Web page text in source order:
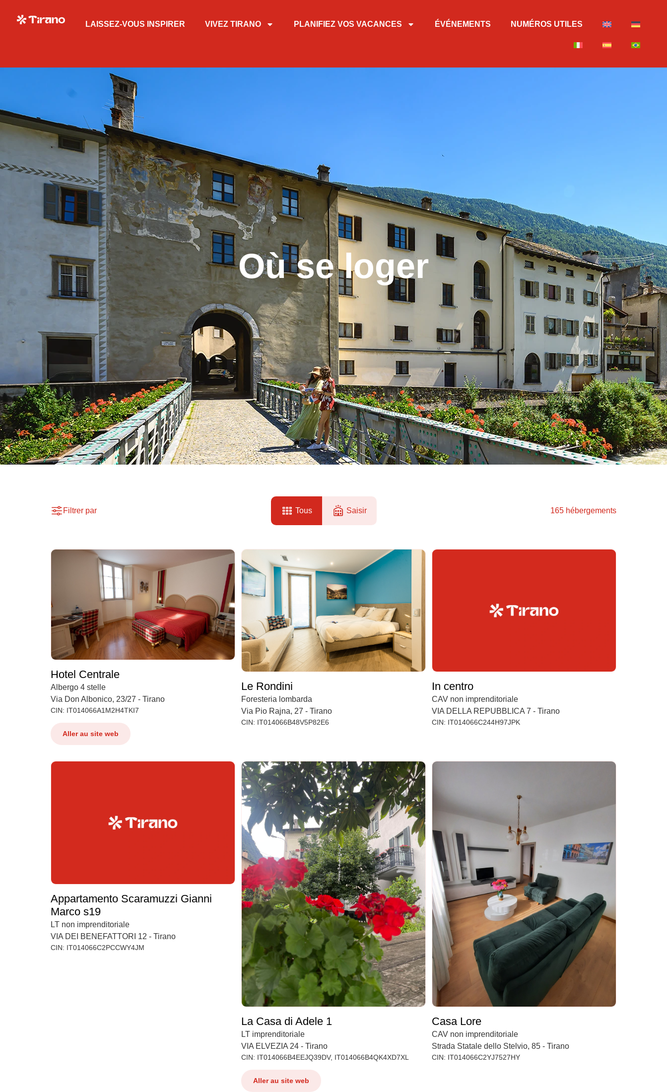
LAISSEZ-VOUS INSPIRER VIVEZ TIRANO PLANIFIEZ VOS VACANCES ÉVÉNEMENTS NUMÉROS UTILES
Où se loger
Filtrer par Tous Saisir 165 hébergements
Hotel Centrale
Albergo 4 stelle
Via Don Albonico, 23/27 - Tirano
CIN: IT014066A1M2H4TKI7
Aller au site web
Le Rondini
Foresteria lombarda
Via Pio Rajna, 27 - Tirano
CIN: IT014066B48V5P82E6
In centro
CAV non imprenditoriale
VIA DELLA REPUBBLICA 7 - Tirano
CIN: IT014066C244H97JPK
Appartamento Scaramuzzi Gianni
Marco s19
LT non imprenditoriale
VIA DEI BENEFATTORI 12 - Tirano
CIN: IT014066C2PCCWY4JM
La Casa di Adele 1
LT imprenditoriale
VIA ELVEZIA 24 - Tirano
CIN: IT014066B4EEJQ39DV, IT014066B4QK4XD7XL
Aller au site web
Casa Lore
CAV non imprenditoriale
Strada Statale dello Stelvio, 85 - Tirano
CIN: IT014066C2YJ7527HY